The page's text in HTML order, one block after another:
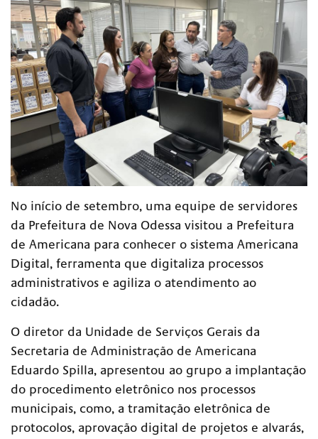
No início de setembro, uma equipe de servidores
da Prefeitura de Nova Odessa visitou a Prefeitura
de Americana para conhecer o sistema Americana
Digital, ferramenta que digitaliza processos
administrativos e agiliza o atendimento ao
cidadão.
O diretor da Unidade de Serviços Gerais da
Secretaria de Administração de Americana
Eduardo Spilla, apresentou ao grupo a implantação
do procedimento eletrônico nos processos
municipais, como, a tramitação eletrônica de
protocolos, aprovação digital de projetos e alvarás,